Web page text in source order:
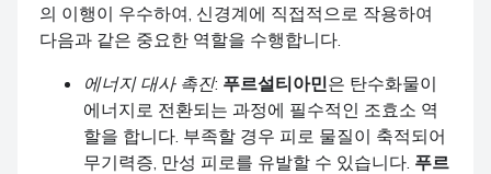
의 이행이 우수하여, 신경계에 직접적으로 작용하여
다음과 같은 중요한 역할을 수행합니다.
에너지 대사 촉진: 푸르설티아민은 탄수화물이
에너지로 전환되는 과정에 필수적인 조효소 역
할을 합니다. 부족할 경우 피로 물질이 축적되어
무기력증, 만성 피로를 유발할 수 있습니다. 푸르